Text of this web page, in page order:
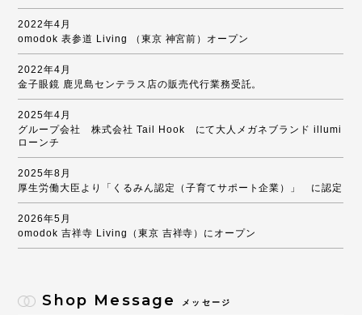
2022年4月
omodok 表参道 Living （東京 神宮前）オープン
2022年4月
金子眼鏡 鹿児島センテラス店の販売代行業務受託。
2025年4月
グループ会社 株式会社 Tail Hook にて大人メガネブランド illumi
ローンチ
2025年8月
厚生労働大臣より「くるみん認定（子育てサポート企業）」 に認定
2026年5月
omodok 吉祥寺 Living（東京 吉祥寺）にオープン
Shop Message メッセージ